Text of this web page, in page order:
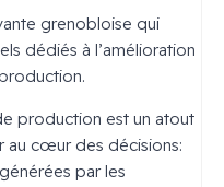
grenobloise qui
dédiés à l’amélioration
production est un atout
au cœur des décisions:
par les